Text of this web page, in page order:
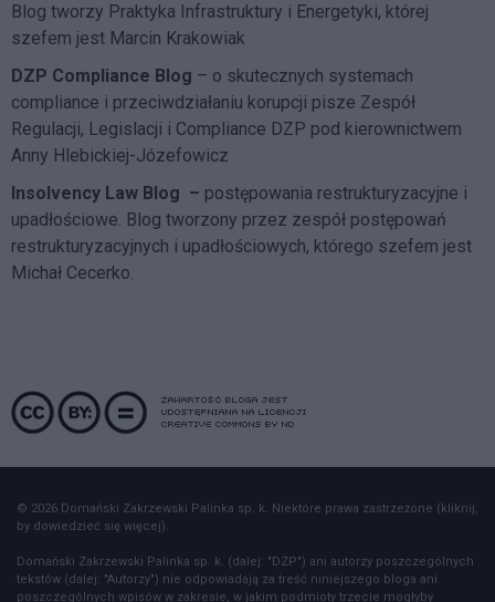
Blog tworzy Praktyka Infrastruktury i Energetyki, której
szefem jest Marcin Krakowiak
DZP Compliance Blog – o skutecznych systemach
compliance i przeciwdziałaniu korupcji pisze Zespół
Regulacji, Legislacji i Compliance DZP pod kierownictwem
Anny Hlebickiej-Józefowicz
Insolvency Law Blog – postępowania restrukturyzacyjne i
upadłościowe. Blog tworzony przez zespół postępowań
restrukturyzacyjnych i upadłościowych, którego szefem jest
Michał Cecerko.
© 2026 Domański Zakrzewski Palinka sp. k. Niektóre prawa zastrzeżone (kliknij,
by dowiedzieć się więcej).
Domański Zakrzewski Palinka sp. k. (dalej: "DZP") ani autorzy poszczególnych
tekstów (dalej: "Autorzy") nie odpowiadają za treść niniejszego bloga ani
poszczególnych wpisów w zakresie, w jakim podmioty trzecie mogłyby